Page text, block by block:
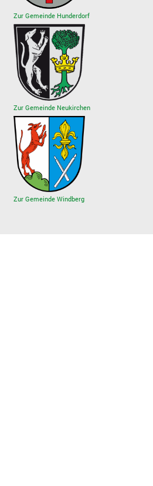
Zur Gemeinde Hunderdorf
Zur Gemeinde Neukirchen
Zur Gemeinde Windberg